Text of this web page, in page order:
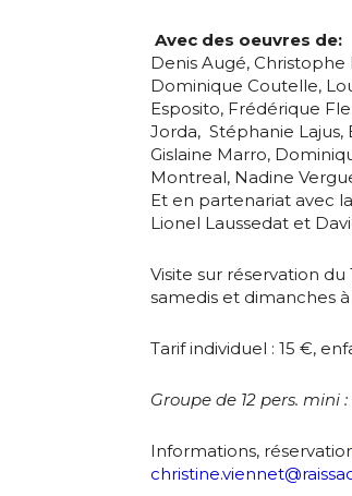
Avec des oeuvres de:
Denis Augé,
Dominique Coutelle,
Esposito, Frédérique
Jorda, Stéphanie Lajus,
Gislaine Marro,
Montreal, Nadine
Et en partenariat avec
Lionel Laussedat et
Visite sur réservation
samedis et dimanches à
Tarif individuel : 15 €,
Groupe de 12 pers. mini
Informations,